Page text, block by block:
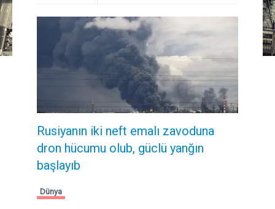
Rusiyanın iki neft emalı zavoduna
dron hücumu olub, güclü yanğın
başlayıb
Dünya